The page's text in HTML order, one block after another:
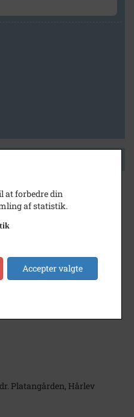
Platangården, Hårlev
at forbedre din
af statistik.
Accepter valgte